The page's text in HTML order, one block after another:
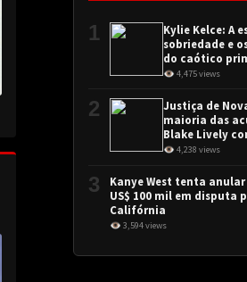
1
Kylie Kelce: A
sobriedade e
do caótico
encontro
👁 4,475 views
2
Justiça de
maioria das
Blake Lively
Baldoni
👁 4,238 views
3
Kanye West tenta
US$ 100 mil em disputa
Califórnia
👁 3,594 views